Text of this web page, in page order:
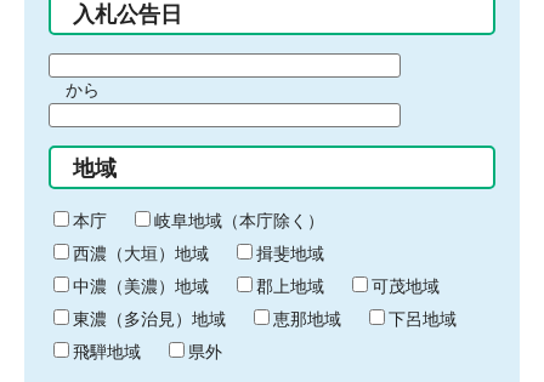
入札公告日
間
始
り
から
間
終
わ
り
地域
本庁
岐阜地域（本庁除く）
西濃（大垣）地域
揖斐地域
中濃（美濃）地域
郡上地域
可茂地域
東濃（多治見）地域
恵那地域
下呂地域
飛騨地域
県外